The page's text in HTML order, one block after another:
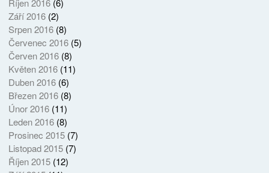
Říjen 2016(6)
Září 2016(2)
Srpen 2016(8)
Červenec 2016(5)
Červen 2016(8)
Květen 2016(11)
Duben 2016(6)
Březen 2016(8)
Únor 2016(11)
Leden 2016(8)
Prosinec 2015(7)
Listopad 2015(7)
Říjen 2015(12)